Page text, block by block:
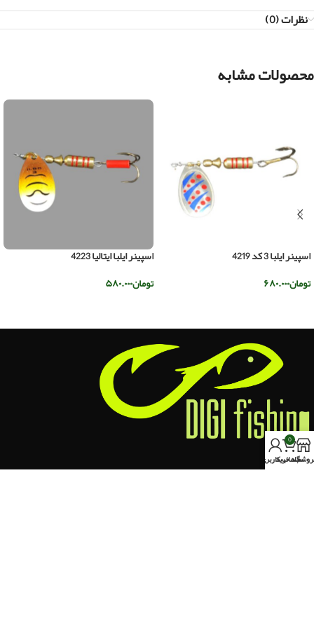
نظرات (0)
محصولات مشابه
اسپینر ایلبا 3 کد 4219
تومان۶۸۰.۰۰۰
اسپینر ایلبا ایتالیا 4223
تومان۵۸۰.۰۰۰
کرج،خیابان چالوس ، روبروی سه راه برغان
0
سبد خرید
حساب کاربری من